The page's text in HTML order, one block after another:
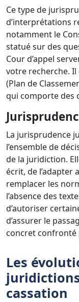
Ce type de
d’interprétations
notamment le
statué sur des
Cour d’appel
votre recherche. Il
(Plan de
qui comporte des
La jurisprudence
l’ensemble de
de la juridiction.
écrit, de l’adapter
remplacer les
l’absence des
d’autoriser
d’assurer le
concret confronté
Les
cassation